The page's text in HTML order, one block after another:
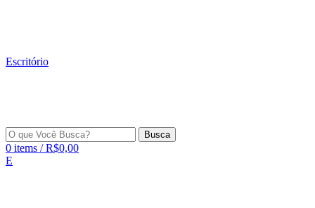
Escritório
Busca
0 items / R$0,00
E